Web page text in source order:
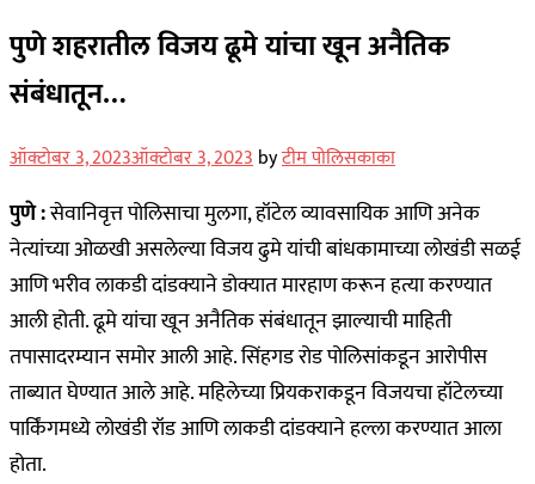
पुणे शहरातील विजय ढूमे यांचा खून अनैतिक
संबंधातून…
ऑक्टोबर 3, 2023ऑक्टोबर 3, 2023byटीम पोलिसकाका
पुणे :सेवानिवृत्त पोलिसाचा मुलगा, हॉटेल व्यावसायिक आणि अनेक
नेत्यांच्या ओळखी असलेल्या विजय ढुमे यांची बांधकामाच्या लोखंडी सळई
आणि भरीव लाकडी दांडक्याने डोक्यात मारहाण करून हत्या करण्यात
आली होती. ढूमे यांचा खून अनैतिक संबंधातून झाल्याची माहिती
तपासादरम्यान समोर आली आहे. सिंहगड रोड पोलिसांकडून आरोपीस
ताब्यात घेण्यात आले आहे. महिलेच्या प्रियकराकडून विजयचा हॉटेलच्या
पार्किंगमध्ये लोखंडी रॉड आणि लाकडी दांडक्याने हल्ला करण्यात आला
होता.